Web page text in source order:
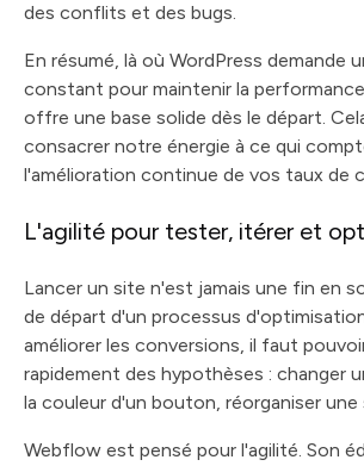
des conflits et des bugs.
En résumé, là où WordPress demande
constant pour maintenir la
offre une base solide dès le départ.
consacrer notre énergie à ce qui
l'amélioration continue de vos taux de
L'agilité pour tester, itérer et
Lancer un site n'est jamais une fin en
de départ d'un processus
améliorer les conversions, il faut
rapidement des hypothèses : changer
la couleur d'un bouton, réorganiser
Webflow est pensé pour l'agilité. Son